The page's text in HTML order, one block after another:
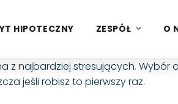
HIPOTECZNY ZESPÓŁ O
z najbardziej stresujących.
jeśli robisz to pierwszy raz.